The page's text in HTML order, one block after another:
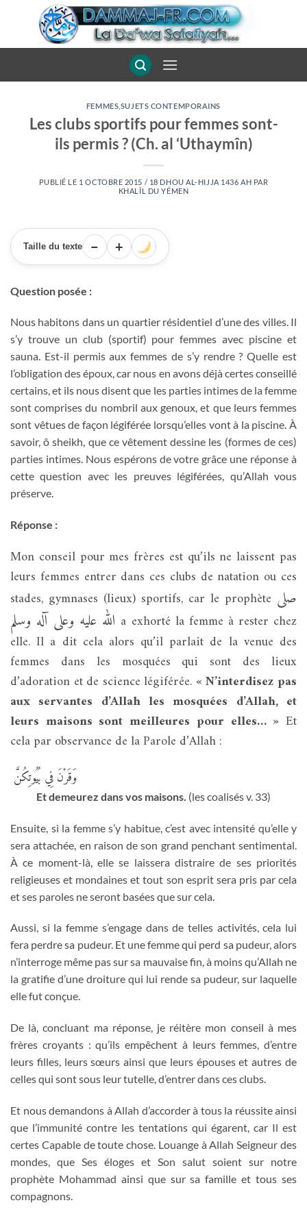
FEMMES SUJETS CONTEMPORAINS
Les clubs sportifs pour femmes sont-
ils permis ? (Ch. al ‘Uthaymîn)
PUBLIÉ LE 1 OCTOBRE 2015 / 18 DHOU AL-HIJJA 1436 AH PAR
KHALÎL DU YÉMEN
Taille du texte − +
Question posée :
Nous habitons dans un quartier résidentiel d’une des villes. Il
s’y trouve un club (sportif) pour femmes avec piscine et
sauna. Est-il permis aux femmes de s’y rendre ? Quelle est
l’obligation des époux, car nous en avons déjà certes conseillé
certains, et ils nous disent que les parties intimes de la femme
sont comprises du nombril aux genoux, et que leurs femmes
sont vêtues de façon légiférée lorsqu’elles vont à la piscine. À
savoir, ô sheikh, que ce vêtement dessine les (formes de ces)
parties intimes. Nous espérons de votre grâce une réponse à
cette question avec les preuves légiférées, qu’Allah vous
préserve.
Réponse :
Mon conseil pour mes frères est qu’ils ne laissent pas
leurs femmes entrer dans ces clubs de natation ou ces
stades, gymnases (lieux) sportifs, car le prophète صلى
الله عليه وعلى آله وسلم a exhorté la femme à rester chez
elle. Il a dit cela alors qu’il parlait de la venue des
femmes dans les mosquées qui sont des lieux
d’adoration et de science légiférée.« N’interdisez pas
aux servantes d’Allah les mosquées d’Allah, et
leurs maisons sont meilleures pour elles… » Et
cela par observance de la Parole d’Allah :
وَقَرْنَ فِي بُيُوتِكُنَّ
Et demeurez dans vos maisons. (les coalisés v. 33)
Ensuite, si la femme s’y habitue, c’est avec intensité qu’elle y
sera attachée, en raison de son grand penchant sentimental.
À ce moment-là, elle se laissera distraire de ses priorités
religieuses et mondaines et tout son esprit sera pris par cela
et ses paroles ne seront basées que sur cela.
Aussi, si la femme s’engage dans de telles activités, cela lui
fera perdre sa pudeur. Et une femme qui perd sa pudeur, alors
n’interroge même pas sur sa mauvaise fin, à moins qu’Allah ne
la gratifie d’une droiture qui lui rende sa pudeur, sur laquelle
elle fut conçue.
De là, concluant ma réponse, je réitère mon conseil à mes
frères croyants : qu’ils empêchent à leurs femmes, d’entre
leurs filles, leurs sœurs ainsi que leurs épouses et autres de
celles qui sont sous leur tutelle, d’entrer dans ces clubs.
Et nous demandons à Allah d’accorder à tous la réussite ainsi
que l’immunité contre les tentations qui égarent, car Il est
certes Capable de toute chose. Louange à Allah Seigneur des
mondes, que Ses éloges et Son salut soient sur notre
prophète Mohammad ainsi que sur sa famille et tous ses
compagnons.